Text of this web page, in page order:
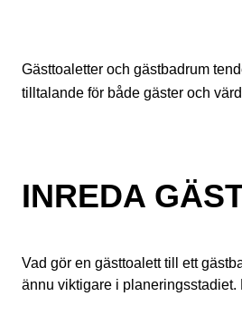
Vad mer är ett måste på
3 tips: hur du planerar din nya
Läs om liknande ämnen
Gästtoaletter och gästbadrum
tilltalande för både gäster och
INREDA
Vad gör en gästtoalett till ett
ännu viktigare i